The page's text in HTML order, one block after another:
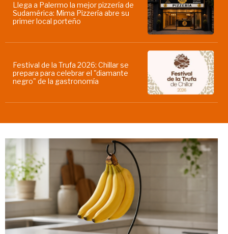
Llega a Palermo la mejor pizzería de
Sudamérica: Mima Pizzería abre su
primer local porteño
Festival de la Trufa 2026: Chillar se
prepara para celebrar el "diamante
negro" de la gastronomía